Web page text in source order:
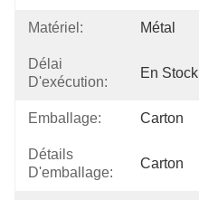
Matériel: Métal
Délai
D'exécution:
En Stock
Emballage: Carton
Détails
D'emballage:
Carton